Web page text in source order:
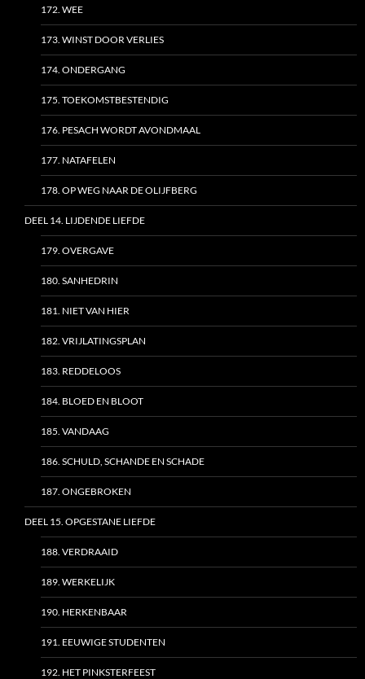
172. WEE
173. WINST DOOR VERLIES
174. ONDERGANG
175. TOEKOMSTBESTENDIG
176. PESACH WORDT AVONDMAAL
177. NATAFELEN
178. OP WEG NAAR DE OLIJFBERG
DEEL 14. LIJDENDE LIEFDE
179. OVERGAVE
180. SANHEDRIN
181. NIET VAN HIER
182. VRIJLATINGSPLAN
183. REDDELOOS
184. BLOED EN BLOOT
185. VANDAAG
186. SCHULD, SCHANDE EN SCHADE
187. ONGEBROKEN
DEEL 15. OPGESTANE LIEFDE
188. VERDRAAID
189. WERKELIJK
190. HERKENBAAR
191. EEUWIGE STUDENTEN
192. HET PINKSTERFEEST